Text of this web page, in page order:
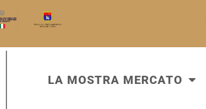
LA MOSTRA MERCATO